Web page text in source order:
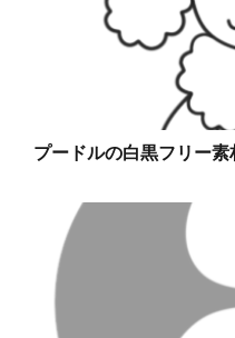
プードルの白黒フリー